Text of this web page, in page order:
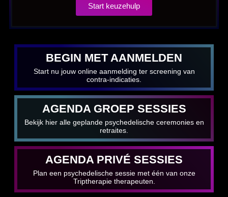
Start keuzehulp
BEGIN MET AANMELDEN
Start nu jouw online aanmelding ter screening van
contra-indicaties.
AGENDA GROEP SESSIES
Bekijk hier alle geplande psychedelische ceremonies en
retraites.
AGENDA PRIVÉ SESSIES
Plan een psychedelische sessie met één van onze
Triptherapie therapeuten.